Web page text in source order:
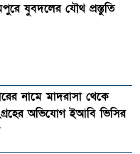
যুবদলের যৌথ প্রস্তুতি
নামে মাদরাসা থেকে
অভিযোগ ইআবি ভিসির